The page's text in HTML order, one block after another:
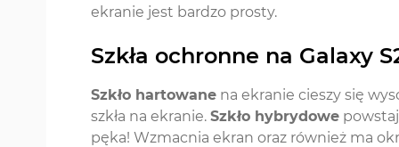
ekranie jest bardzo prosty.
Szkła ochronne na Galaxy
Szkło hartowane na ekranie cieszy się
szkła na ekranie. Szkło hybrydowe
pęka! Wzmacnia ekran oraz również ma